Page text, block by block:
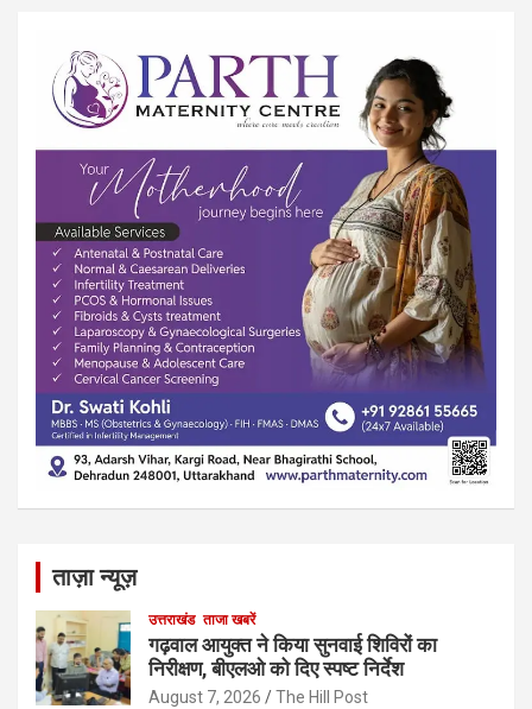
ताज़ा न्यूज़
उत्तराखंड ताजा खबरें
गढ़वाल आयुक्त ने किया सुनवाई शिविरों का
निरीक्षण, बीएलओ को दिए स्पष्ट निर्देश
August 7, 2026 The Hill Post